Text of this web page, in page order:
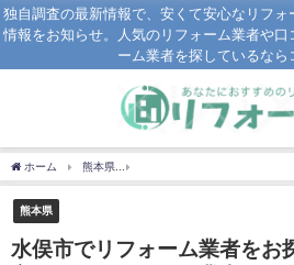
独自調査の最新情報で、安くて安心なリフ
情報をお知らせ。人気のリフォーム業者や口
ーム業者を探しているなら
ホーム 熊本県
熊本県
水俣市でリフォーム業者をお